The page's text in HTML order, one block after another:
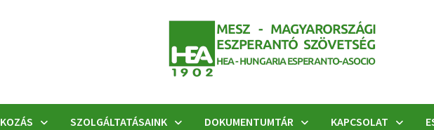
SZOLGÁLTATÁSAINK DOKUMENTUMTÁR KAPCSOLAT